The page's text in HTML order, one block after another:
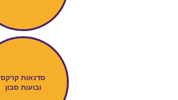
סדנאות קרקס
ובועות סבון